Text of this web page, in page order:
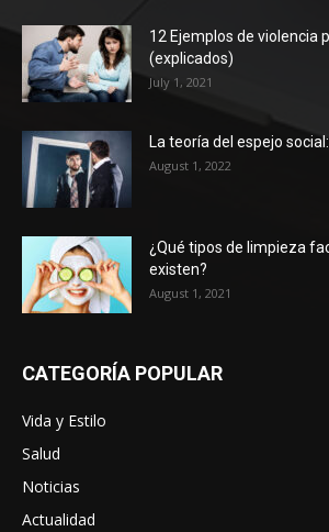
12 Ejemplos de violencia
(explicados)
July 1, 2021
La teoría del espejo
August 1, 2022
¿Qué tipos de limpieza
existen?
August 1, 2021
CATEGORÍA POPULAR
Vida y Estilo
Salud
Noticias
Actualidad